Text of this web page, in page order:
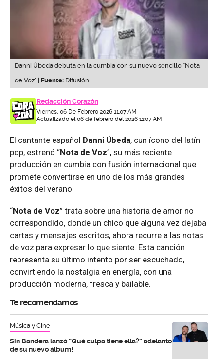
Danni Úbeda debuta en la cumbia con su nuevo sencillo “Nota
de Voz” | Fuente: Difusión
Redacción Corazón
Viernes, 06 De Febrero 2026 11:07 AM
Actualizado el 06 de febrero del 2026 11:07 AM
El cantante español Danni Úbeda, cun ícono del latín
pop, estrenó “Nota de Voz”, su más reciente
producción en cumbia con fusión internacional que
promete convertirse en uno de los más grandes
éxitos del verano.
“Nota de Voz” trata sobre una historia de amor no
correspondido, donde un chico que alguna vez dejaba
cartas y mensajes escritos, ahora recurre a las notas
de voz para expresar lo que siente. Esta canción
representa su último intento por ser escuchado,
convirtiendo la nostalgia en energía, con una
producción moderna, fresca y bailable.
Te recomendamos
Música y Cine
Sin Bandera lanzó “Qué culpa tiene ella?” adelanto
de su nuevo álbum!